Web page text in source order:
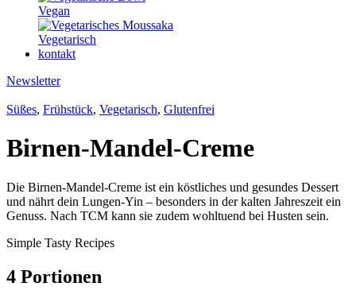
Vegan
Vegetarisch
kontakt
Newsletter
Süßes, Frühstück, Vegetarisch, Glutenfrei
Birnen-Mandel-Creme
Die Birnen-Mandel-Creme ist ein köstliches und gesundes Dessert
und nährt dein Lungen-Yin – besonders in der kalten Jahreszeit ein
Genuss. Nach TCM kann sie zudem wohltuend bei Husten sein.
Simple Tasty Recipes
4 Portionen